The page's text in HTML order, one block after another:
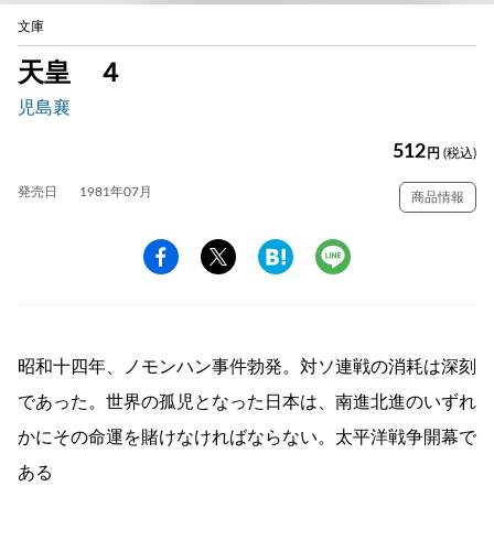
文庫
天皇 ４
児島襄
512 円 (税込)
発売日 1981年07月 商品情報
昭和十四年、ノモンハン事件勃発。対ソ連戦の消耗は深刻
であった。世界の孤児となった日本は、南進北進のいずれ
かにその命運を賭けなければならない。太平洋戦争開幕で
ある